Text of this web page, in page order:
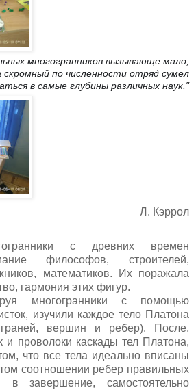
многогранников вызывающе мало,
по численности отряд сумел
в самые глубины различных наук."
Л. Кэррол
с древних времен
философов, строителей,
математиков. Их поражала
гармония этих фигур.
многогранники с помощью
изучили каждое тело Платона
граней, вершин и ребер). После,
и проволоки каскады тел Платона,
что все тела идеально вписаны
соотношении ребер правильных
в завершение, самостоятельно